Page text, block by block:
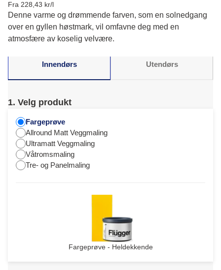
Fra 228,43 kr/l
Denne varme og drømmende farven, som en solnedgang
over en gyllen høstmark, vil omfavne deg med en
atmosfære av koselig velvære.
Innendørs Utendørs
1. Velg produkt
Fargeprøve
Allround Matt Veggmaling
Ultramatt Veggmaling
Våtromsmaling
Tre- og Panelmaling
Fargeprøve - Heldekkende